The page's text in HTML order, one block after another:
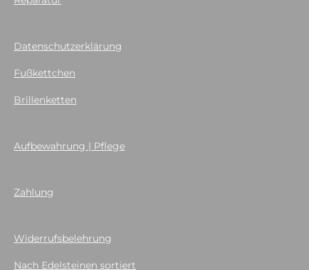
Datenschutzerklärung
Fußkettchen
Brillenketten
Aufbewahrung | Pflege
Zahlung
Widerrufsbelehrung
Nach Edelsteinen sortiert